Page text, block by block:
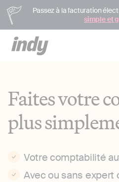
Passez à la facturation
simple et
Faites votre
plus
Votre comptabilité
Avec ou sans expert